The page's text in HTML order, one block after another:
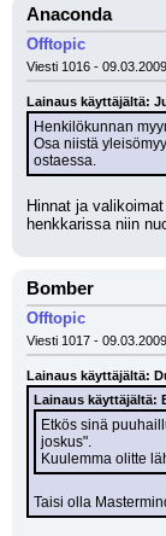
Anaconda
Offtopic
Viesti 1016 -
Lainaus käyttäjältä:
Henkilökunnan
Osa niistä
ostaessa.
Hinnat ja
henkkarissa niin
Bomber
Offtopic
Viesti 1017 -
Lainaus käyttäjältä:
Lainaus käyttäjältä:
Etkös sinä
joskus".
Kuulemma olitte
Taisi olla